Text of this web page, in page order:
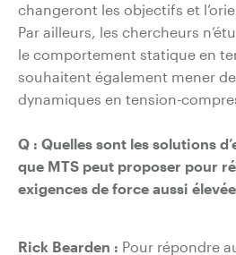
changeront les objectifs et
Par ailleurs, les chercheurs
le comportement statique en
souhaitent également mener
dynamiques en tension-
Q : Quelles sont les solutions
que MTS peut proposer pour
exigences de force aussi
Rick Bearden : Pour répondre